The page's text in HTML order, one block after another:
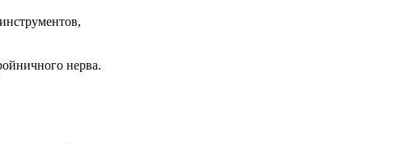
нерва.